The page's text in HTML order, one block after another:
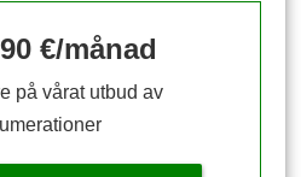
€/månad
på vårat utbud av